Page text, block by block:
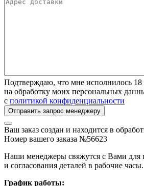
Подтверждаю, что мне исполнилось 18
на обработку моих персональных
с политикой конфиденциальности
Ваш заказ создан и находится в
Номер вашего заказа №56623
Наши менеджеры свяжутся с Вами для
и согласования деталей в рабочие часы.
График работы: